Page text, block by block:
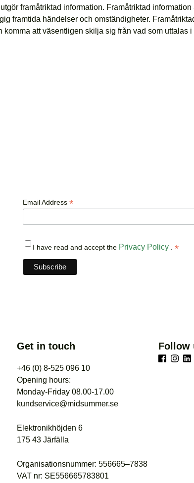
framåtriktad information. Framåtriktad
framtida händelser och omständigheter.
att väsentligen skilja sig från vad som uttalas
Email Address *
I have read and accept the Privacy Policy *
Get in touch
+46 (0) 8-525 096 10
Opening hours:
Monday-Friday 08.00-17.00
kundservice@midsummer.se
Elektronikhöjden 6
175 43 Järfälla
Organisationsnummer: 556665–7838
VAT nr: SE556665783801
Follow